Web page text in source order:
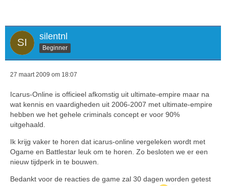
silentnl
Beginner
27 maart 2009 om 18:07
Icarus-Online is officieel afkomstig uit ultimate-empire maar na
wat kennis en vaardigheden uit 2006-2007 met ultimate-empire
hebben we het gehele criminals concept er voor 90%
uitgehaald.
Ik krijg vaker te horen dat icarus-online vergeleken wordt met
Ogame en Battlestar leuk om te horen. Zo besloten we er een
nieuw tijdperk in te bouwen.
Bedankt voor de reacties de game zal 30 dagen worden getest